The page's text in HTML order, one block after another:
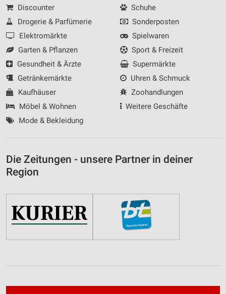
Discounter
Drogerie & Parfümerie
Elektromärkte
Garten & Pflanzen
Gesundheit & Ärzte
Getränkemärkte
Kaufhäuser
Möbel & Wohnen
Mode & Bekleidung
Schuhe
Sonderposten
Spielwaren
Sport & Freizeit
Supermärkte
Uhren & Schmuck
Zoohandlungen
Weitere Geschäfte
Die Zeitungen - unsere Partner in deiner
Region